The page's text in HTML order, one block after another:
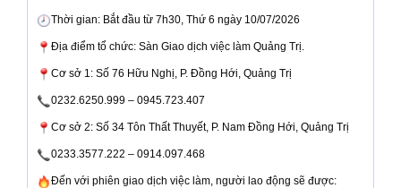
Thời gian: Bắt đầu từ 7h30, Thứ 6 ngày 10/07/2026
Địa điểm tổ chức: Sàn Giao dịch việc làm Quảng Trị.
Cơ sở 1: Số 76 Hữu Nghị, P. Đồng Hới, Quảng Trị
0232.6250.999 – 0945.723.407
Cơ sở 2: Số 34 Tôn Thất Thuyết, P. Nam Đồng Hới, Quảng Trị
0233.3577.222 – 0914.097.468
Đến với phiên giao dịch việc làm, người lao động sẽ được: